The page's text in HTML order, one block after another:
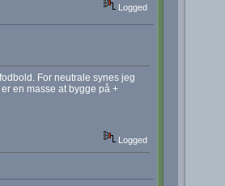
Logged
For neutrale synes jeg
en masse at bygge på +
Logged